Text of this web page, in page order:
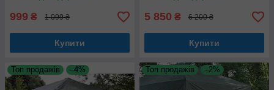
999 ₴ 1 099 ₴
Купити
5 850 ₴ 6 200 ₴
Купити
Топ продажів –4% Топ продажів –2%